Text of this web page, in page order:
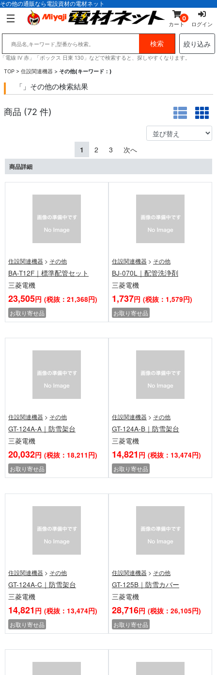
その他の通販なら電設資材の電材ネット
0
カート ログイン
絞り込み
「電線 IV 赤」「ボックス 日東 130」などで検索すると、探しやすくなります。
TOP > 住設関連機器 > その他(キーワード：)
「」その他の検索結果
商品 (72 件)
1 2 3 次へ
商品詳細
住設関連機器 > その他
BA-T12F｜標準配管セット
三菱電機
23,505円 (税抜：21,368円)
お取り寄せ品
住設関連機器 > その他
BJ-070L｜配管洗浄剤
三菱電機
1,737円 (税抜：1,579円)
お取り寄せ品
住設関連機器 > その他
GT-124A-A｜防雪架台
三菱電機
20,032円 (税抜：18,211円)
お取り寄せ品
住設関連機器 > その他
GT-124A-B｜防雪架台
三菱電機
14,821 円 (税抜：13,474円)
お取り寄せ品
住設関連機器 > その他
GT-124A-C｜防雪架台
三菱電機
14,821 円 (税抜：13,474円)
お取り寄せ品
住設関連機器 > その他
GT-125B｜防雪カバー
三菱電機
28,716円 (税抜：26,105円)
お取り寄せ品